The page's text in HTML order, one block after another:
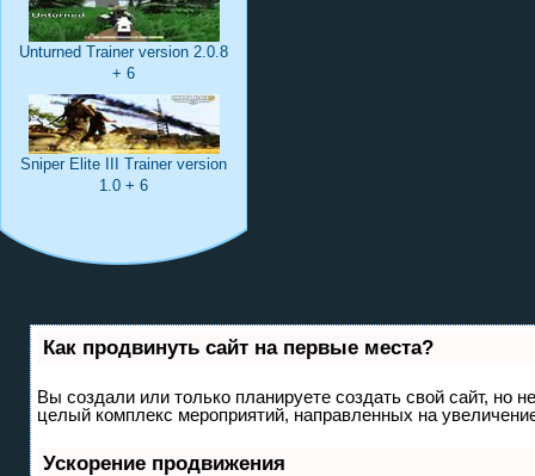
Unturned Trainer version 2.0.8
+ 6
Sniper Elite III Trainer version
1.0 + 6
Как продвинуть сайт на первые места?
Вы создали или только планируете создать свой сайт, но
целый комплекс мероприятий, направленных на
Ускорение продвижения